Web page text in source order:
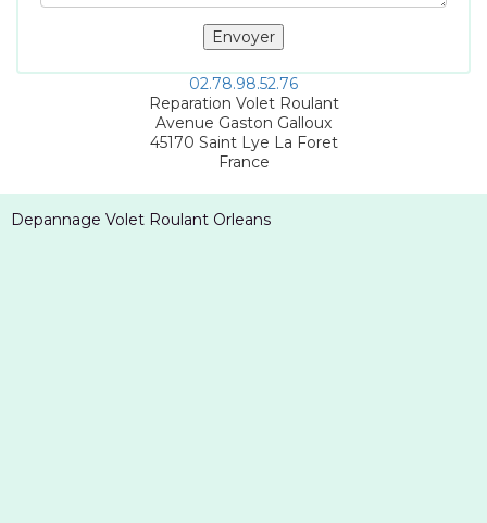
02.78.98.52.76
Reparation Volet Roulant
Avenue Gaston Galloux
45170 Saint Lye La Foret
France
Depannage Volet Roulant Orleans